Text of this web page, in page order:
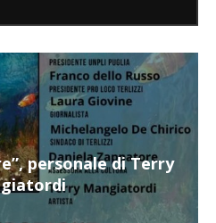
personale di Terry